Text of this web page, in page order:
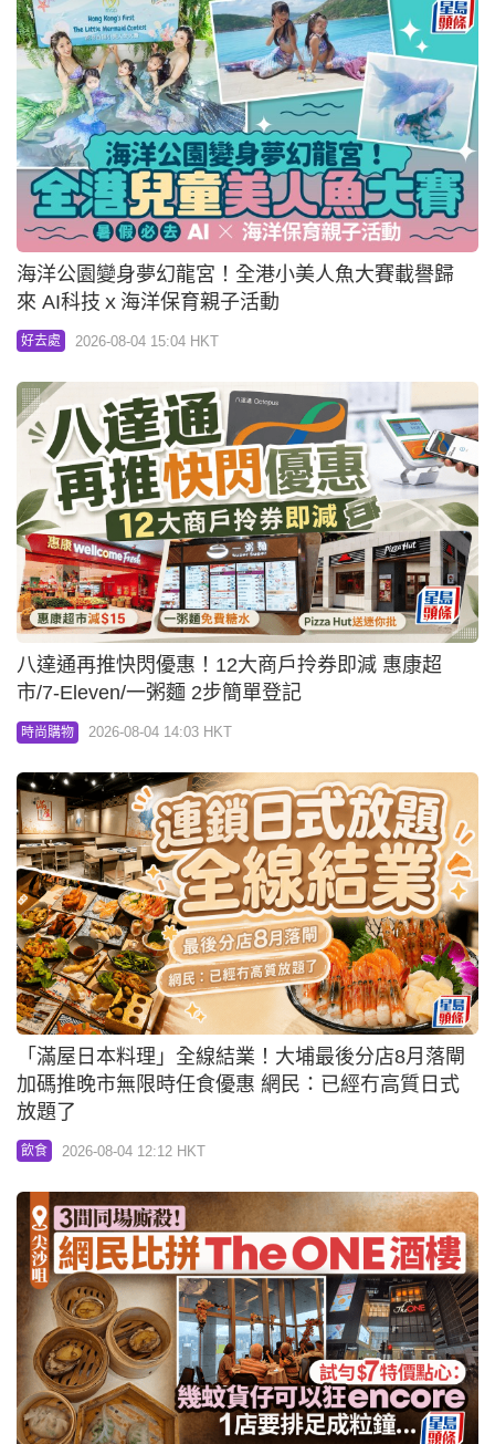
海洋公園變身夢幻龍宮！全港小美人魚大賽載譽歸
來 AI科技ｘ海洋保育親子活動
好去處 2026-08-04 15:04 HKT
八達通再推快閃優惠！12大商戶拎券即減 惠康超
市/7-Eleven/一粥麵 2步簡單登記
時尚購物 2026-08-04 14:03 HKT
「滿屋日本料理」全線結業！大埔最後分店8月落閘
加碼推晚市無限時任食優惠 網民：已經冇高質日式
放題了
飲食 2026-08-04 12:12 HKT